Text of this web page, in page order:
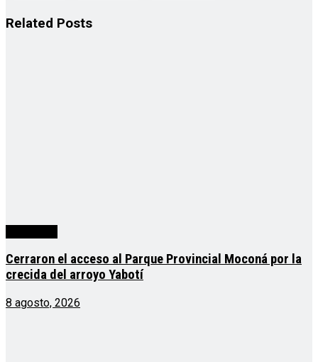
Related Posts
Cerraron el acceso al Parque Provincial Moconá por la
crecida del arroyo Yabotí
8 agosto, 2026